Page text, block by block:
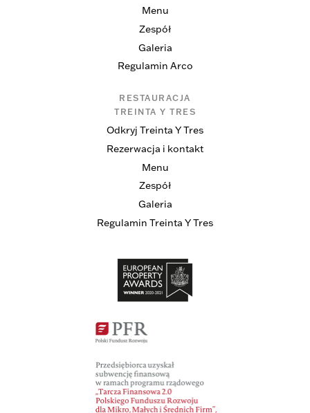
Menu
Zespół
Galeria
Regulamin Arco
RESTAURACJA
TREINTA Y TRES
Odkryj Treinta Y Tres
Rezerwacja i kontakt
Menu
Zespół
Galeria
Regulamin Treinta Y Tres